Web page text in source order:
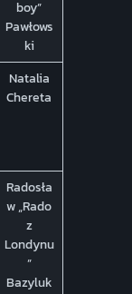
boy”
Pawłows
ki
Natalia
Chereta
Radosła
w „Rado
z
Londynu
”
Bazyluk